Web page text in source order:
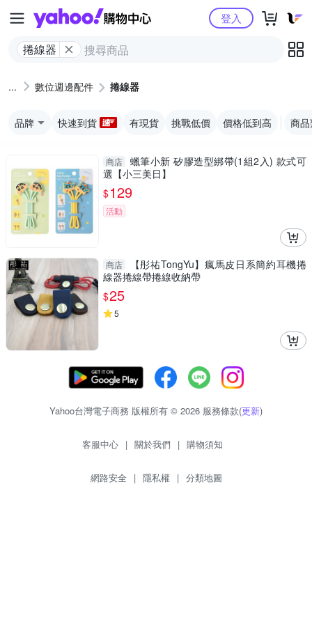
Yahoo購物中心
捲線器
登入
數位週邊配件 捲線器
品牌 快速到貨 有現貨 挑戰低價 價格低到高 商
商店
蠟筆小新 矽膠造型綁帶(1組2入) 款式可
選【小三美日】
$129
活動
商店
【彤祐TongYu】瘋馬皮日系簡約耳機捲
線器捲線帶捲線收納帶
$25
5
Yahoo台灣電子商務 版權所有 © 2026 服務條款(更新)
客服中心 | 關於我們 | 購物須知
網路安全 | 隱私權 | 分類地圖